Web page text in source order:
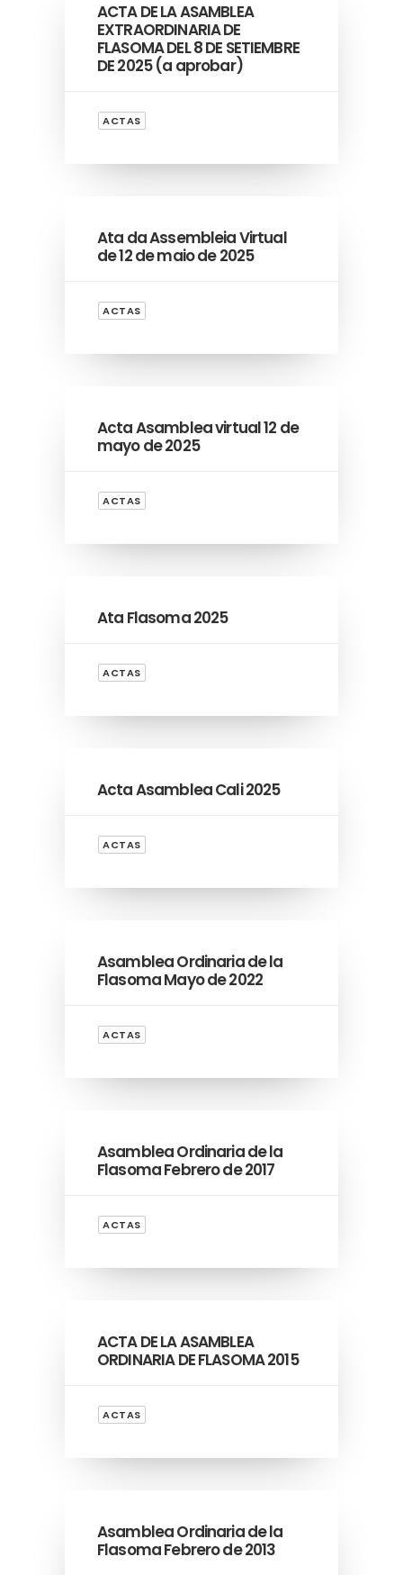
ACTA DE LA ASAMBLEA
EXTRAORDINARIA DE
FLASOMA DEL 8 DE SETIEMBRE
DE 2025 (a aprobar)
ACTAS
Ata da Assembleia Virtual
de 12 de maio de 2025
ACTAS
Acta Asamblea virtual 12 de
mayo de 2025
ACTAS
Ata Flasoma 2025
ACTAS
Acta Asamblea Cali 2025
ACTAS
Asamblea Ordinaria de la
Flasoma Mayo de 2022
ACTAS
Asamblea Ordinaria de la
Flasoma Febrero de 2017
ACTAS
ACTA DE LA ASAMBLEA
ORDINARIA DE FLASOMA 2015
ACTAS
Asamblea Ordinaria de la
Flasoma Febrero de 2013